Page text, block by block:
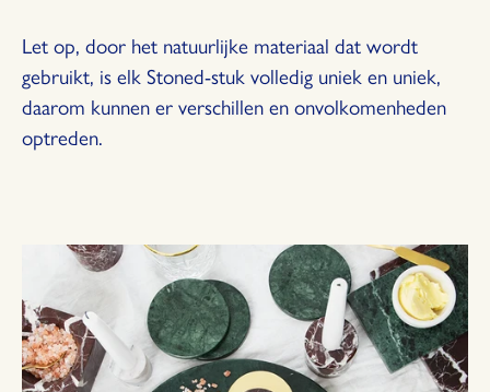
Let op, door het natuurlijke materiaal dat wordt
gebruikt, is elk Stoned-stuk volledig uniek en uniek,
daarom kunnen er verschillen en onvolkomenheden
optreden.